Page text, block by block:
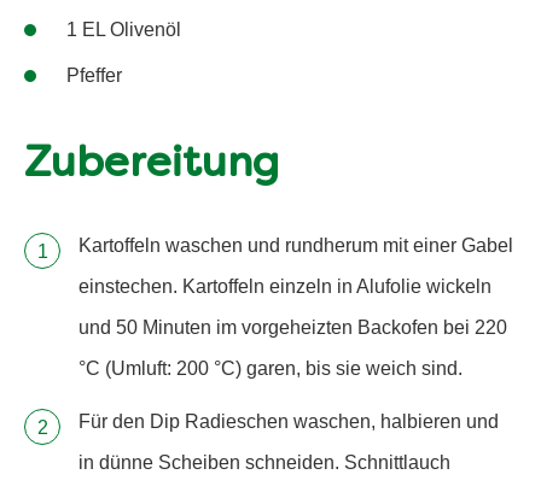
1 EL Olivenöl
Pfeffer
Zubereitung
Kartoffeln waschen und rundherum mit einer Gabel
einstechen. Kartoffeln einzeln in Alufolie wickeln
und 50 Minuten im vorgeheizten Backofen bei 220
°C (Umluft: 200 °C) garen, bis sie weich sind.
Für den Dip Radieschen waschen, halbieren und
in dünne Scheiben schneiden. Schnittlauch